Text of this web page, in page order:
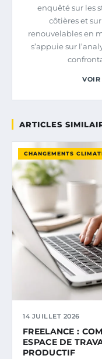
enquêté sur les
côtières et
renouvelables en
s’appuie sur
VOIR
ARTICLES
CHANGEMENTS
14 JUILLET 2026
FREELANCE :
ESPACE DE
PRODUCTIF